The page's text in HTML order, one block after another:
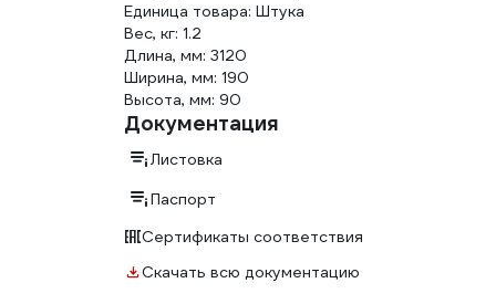
Единица товара: Штука
Вес, кг: 1.2
Длина, мм: 3120
Ширина, мм: 190
Высота, мм: 90
Документация
Листовка
Паспорт
Сертификаты соответствия
Скачать всю документацию